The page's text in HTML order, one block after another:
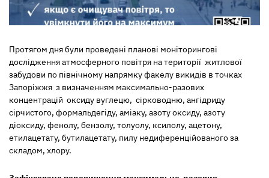
Протягом дня були проведені планові моніторингові
дослідження атмосферного повітря на території житлової
забудови по північному напрямку факелу викидів в точках
Запоріжжя з визначенням максимально-разових
концентрацій оксиду вуглецю, сірководню, ангідриду
сірчистого, формальдегіду, аміаку, азоту оксиду, азоту
діоксиду, фенолу, бензолу, толуолу, ксилолу, ацетону,
етилацетату, бутилацетату, пилу недиференційованого за
складом, хлору.